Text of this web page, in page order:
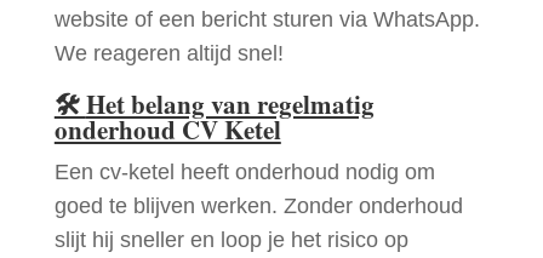
website of een bericht sturen via WhatsApp.
We reageren altijd snel!
🛠Het belang van regelmatig
onderhoud CV Ketel
Een cv-ketel heeft onderhoud nodig om
goed te blijven werken. Zonder onderhoud
slijt hij sneller en loop je het risico op